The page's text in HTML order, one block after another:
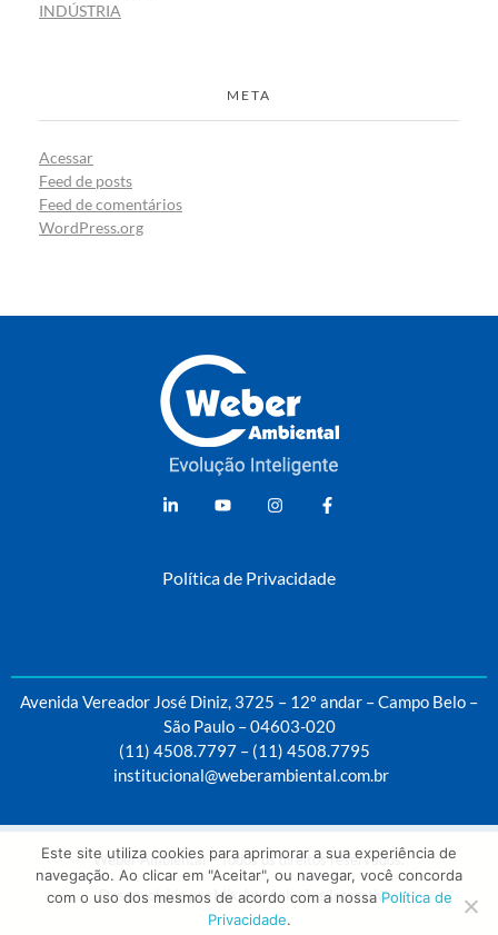
INDÚSTRIA
META
Acessar
Feed de posts
Feed de comentários
WordPress.org
Política de Privacidade
Avenida Vereador José Diniz, 3725 – 12º andar – Campo Belo –
São Paulo – 04603-020
(11) 4508.7797– (11) 4508.7795
institucional@weberambiental.com.br
Weber Ambiental – Todos os direitos reservados.
Desenvolvido por Mix App Soluções Interativas
Este site utiliza cookies para aprimorar a sua experiência de
navegação. Ao clicar em "Aceitar", ou navegar, você concorda
com o uso dos mesmos de acordo com a nossa Política de
Privacidade.